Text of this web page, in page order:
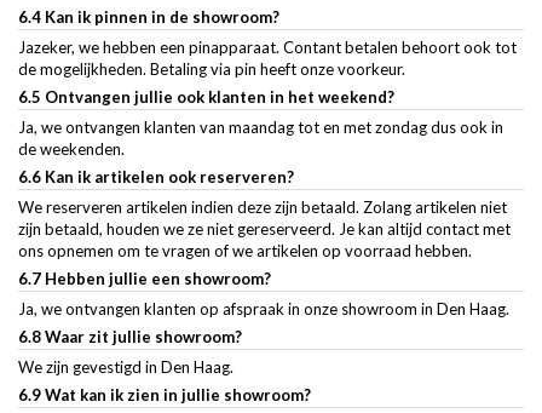
6.4 Kan ik pinnen in de showroom?
Jazeker, we hebben een pinapparaat. Contant betalen behoort ook tot
de mogelijkheden. Betaling via pin heeft onze voorkeur.
6.5 Ontvangen jullie ook klanten in het weekend?
Ja, we ontvangen klanten van maandag tot en met zondag dus ook in
de weekenden.
6.6 Kan ik artikelen ook reserveren?
We reserveren artikelen indien deze zijn betaald. Zolang artikelen niet
zijn betaald, houden we ze niet gereserveerd. Je kan altijd contact met
ons opnemen om te vragen of we artikelen op voorraad hebben.
6.7 Hebben jullie een showroom?
Ja, we ontvangen klanten op afspraak in onze showroom in Den Haag.
6.8 Waar zit jullie showroom?
We zijn gevestigd in Den Haag.
6.9 Wat kan ik zien in jullie showroom?